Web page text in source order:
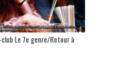
Le 7e genre/Retour à